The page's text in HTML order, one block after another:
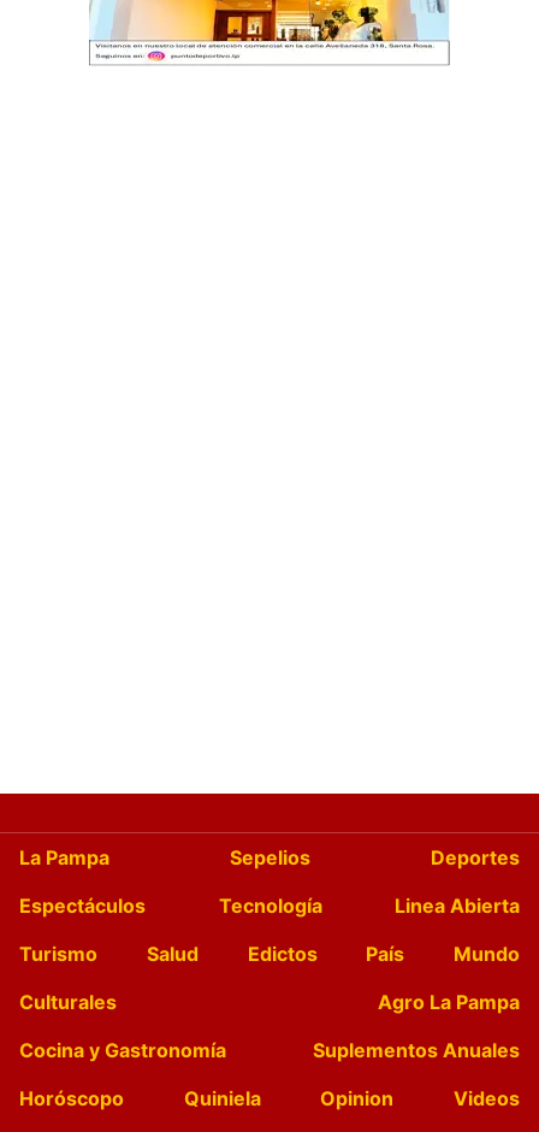
La Pampa Sepelios
Deportes
Espectáculos
Tecnología
Linea Abierta
Turismo
Salud Edictos País
Mundo
Culturales
Agro La Pampa
Cocina y Gastronomía
Suplementos Anuales
Horóscopo
Quiniela Opinion
Videos